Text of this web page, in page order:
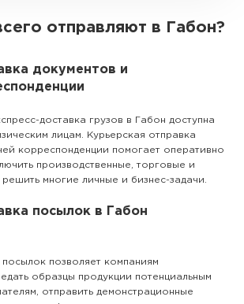
отправляют в Габон?
документов и
доставка грузов в Габон доступна
лицам. Курьерская отправка
корреспонденции помогает оперативно
производственные, торговые и
решить многие личные и бизнес-задачи.
посылок в Габон
позволяет компаниям
образцы продукции потенциальным
отправить демонстрационные